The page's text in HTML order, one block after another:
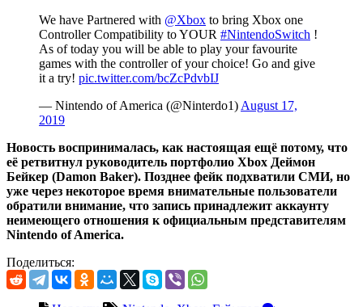
We have Partnered with @Xbox to bring Xbox one
Controller Compatibility to YOUR #NintendoSwitch !
As of today you will be able to play your favourite
games with the controller of your choice! Go and give
it a try! pic.twitter.com/bcZcPdvbIJ
— Nintendo of America (@Ninterdo1) August 17,
2019
Новость воспринималась, как настоящая ещё потому, что
её ретвитнул руководитель портфолио Xbox Деймон
Бейкер (Damon Baker). Позднее фейк подхватили СМИ, но
уже через некоторое время внимательные пользователи
обратили внимание, что запись принадлежит аккаунту
неимеющего отношения к официальным представителям
Nintendo of America.
Поделиться: